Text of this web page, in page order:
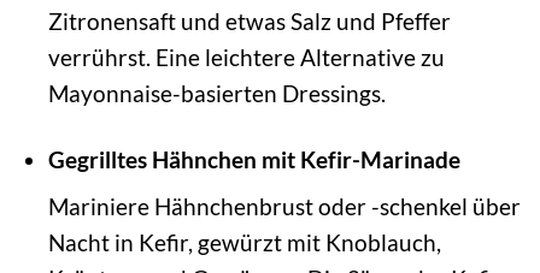
Zitronensaft und etwas Salz und Pfeffer
verrührst. Eine leichtere Alternative zu
Mayonnaise-basierten Dressings.
Gegrilltes Hähnchen mit Kefir-Marinade
Mariniere Hähnchenbrust oder -schenkel über
Nacht in Kefir, gewürzt mit Knoblauch,